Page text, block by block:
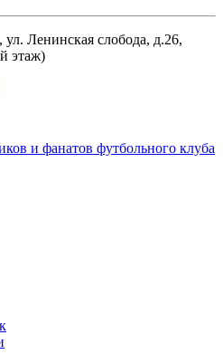
Ленинская слобода, д.26,
этаж)